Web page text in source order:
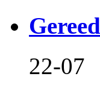
22-07